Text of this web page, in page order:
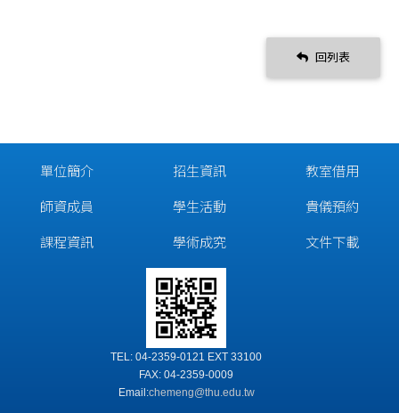
回列表
單位簡介
師資成員
課程資訊
招生資訊
學生活動
學術成究
教室借用
貴儀預約
文件下載
TEL: 04-2359-0121 EXT 33100
FAX: 04-2359-0009
Email:chemeng@thu.edu.tw